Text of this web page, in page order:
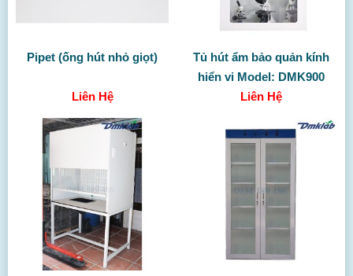
Pipet (ống hút nhỏ giọt)
Liên Hệ
Tủ hút ẩm bảo quản kính
hiển vi Model: DMK900
Liên Hệ